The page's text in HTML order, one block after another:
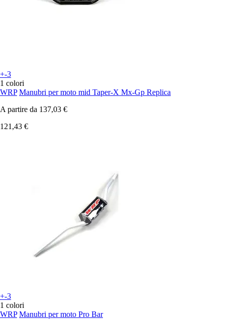
+-3
1 colori
WRP Manubri per moto mid Taper-X Mx-Gp Replica
A partire da 137,03 €
121,43 €
+-3
1 colori
WRP Manubri per moto Pro Bar